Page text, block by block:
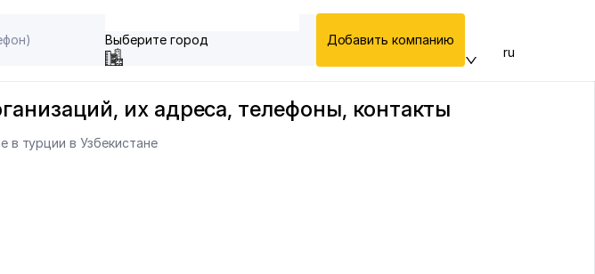
Выберите город Добавить компанию
ru
их адреса, телефоны, контакты
в турции в Узбекистане